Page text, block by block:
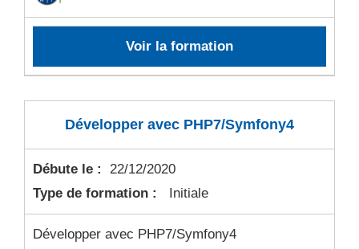
Voir la formation
Développer avec PHP7/Symfony4
Débute le :
22/12/2020
Type de formation :
Initiale
Développer avec PHP7/Symfony4